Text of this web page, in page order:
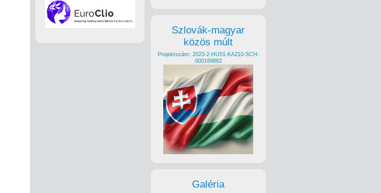
Szlovák-magyar
közös múlt
Projektszám: 2023-2-HU01-KA210-SCH-
000169882
Galéria